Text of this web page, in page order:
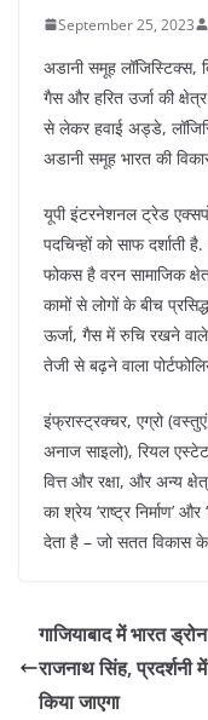
September 25, 2023
अडानी समूह लॉजिस्टिक्स,
गैस और हरित उर्जा की
से लेकर हवाई अड्डे,
अडानी समूह भारत की
यूपी इंटरनेशनल ट्रेड
पदचिन्हों को साफ
फोकस है वरन सामाजिक
कामों से लोगों के बीच
ऊर्जा, गैस में रुचि रखने
तेजी से बढ़ने वाला
इंफ्रास्ट्रक्चर, एग्रो
अनाज साइलो), रियल
वित्त और रक्षा, और अन्य
का श्रेय ‘राष्ट्र निर्माण’
देता है – जो सतत विकास के
गाजियाबाद में भारत
राजनाथ सिंह,
किया जाएगा